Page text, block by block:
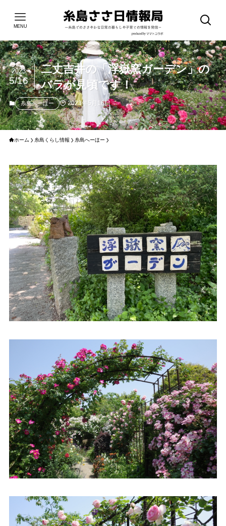
MENU
二丈吉井の「浮嶽窯ガーデン」の
バラが見頃です！
2023
5/16
糸島へーほー 2023年5月16日
ホーム 糸島くらし情報 糸島へーほー